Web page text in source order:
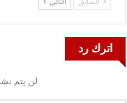
اترك رد
لن يتم